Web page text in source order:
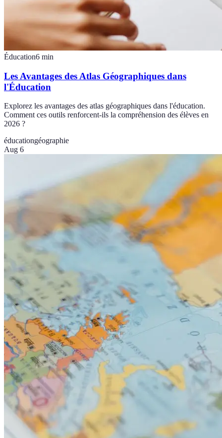
Éducation6 min
Les Avantages des Atlas Géographiques dans
l'Éducation
Explorez les avantages des atlas géographiques dans l'éducation.
Comment ces outils renforcent-ils la compréhension des élèves en
2026 ?
éducationgéographie
Aug 6